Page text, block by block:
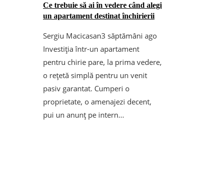
Ce trebuie să ai în vedere când alegi
un apartament destinat închirierii
Sergiu Macicasan3 săptămâni ago
Investiția într-un apartament
pentru chirie pare, la prima vedere,
o rețetă simplă pentru un venit
pasiv garantat. Cumperi o
proprietate, o amenajezi decent,
pui un anunț pe intern...